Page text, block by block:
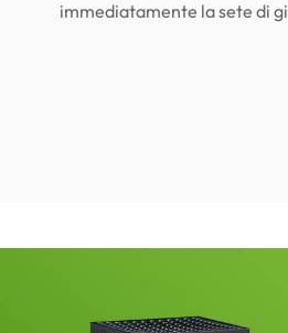
immediatamente la sete di